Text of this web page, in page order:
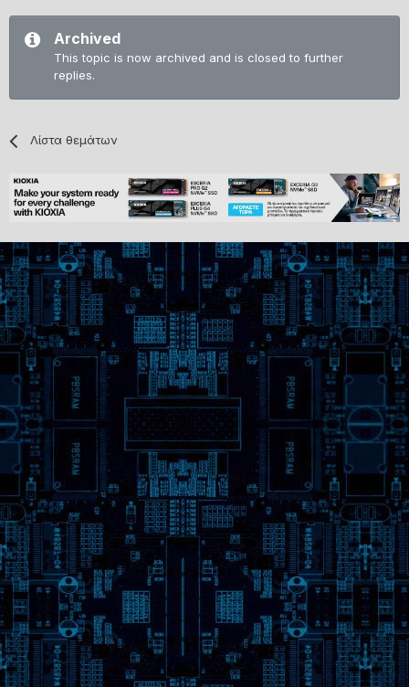
Archived
This topic is now archived and is closed to further
replies.
Λίστα θεμάτων